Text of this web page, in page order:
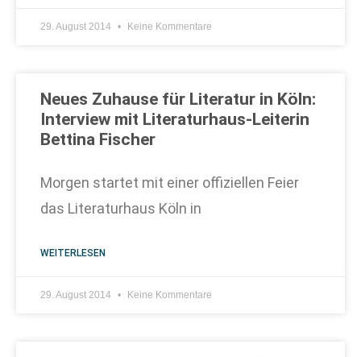
29. August 2014 Keine Kommentare
Neues Zuhause für Literatur in Köln:
Interview mit Literaturhaus-Leiterin
Bettina Fischer
Morgen startet mit einer offiziellen Feier
das Literaturhaus Köln in
WEITERLESEN
29. August 2014 Keine Kommentare